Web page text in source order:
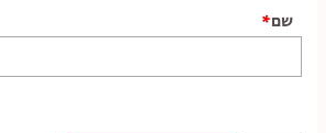
שם*